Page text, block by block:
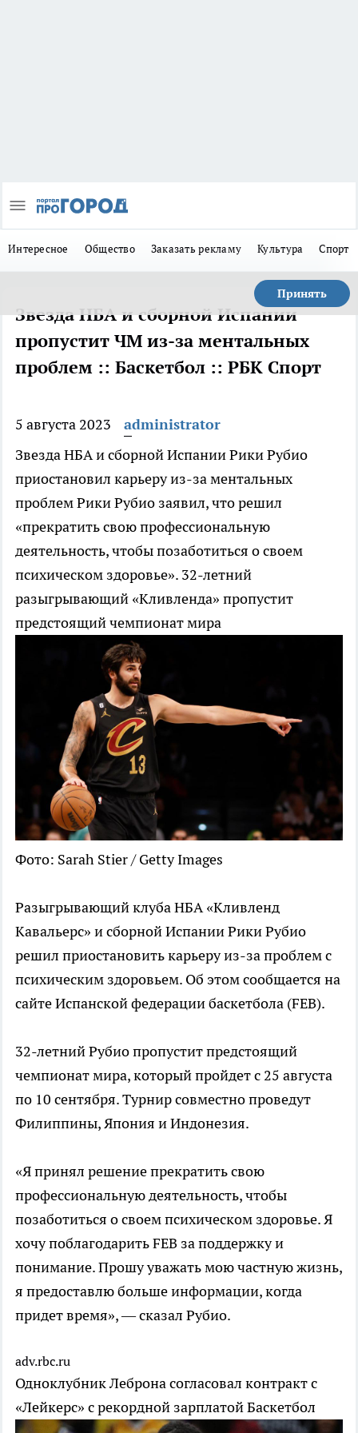
Интересное Общество Заказать рекламу Культура Спорт
Принять
Звезда НБА и сборной Испании
пропустит ЧМ из-за ментальных
проблем :: Баскетбол :: РБК Спорт
5 августа 2023
administrator
Звезда НБА и сборной Испании Рики Рубио
приостановил карьеру из-за ментальных
проблемРики Рубио заявил, что решил
«прекратить свою профессиональную
деятельность, чтобы позаботиться о своем
психическом здоровье». 32-летний
разыгрывающий «Кливленда» пропустит
предстоящий чемпионат мира
Фото: Sarah Stier / Getty Images
Разыгрывающий клуба НБА «Кливленд
Кавальерс» и сборной Испании Рики Рубио
решил приостановить карьеру из-за проблем с
психическим здоровьем. Об этом сообщается на
сайте Испанской федерации баскетбола (FEB).
32-летний Рубио пропустит предстоящий
чемпионат мира, который пройдет с 25 августа
по 10 сентября. Турнир совместно проведут
Филиппины, Япония и Индонезия.
«Я принял решение прекратить свою
профессиональную деятельность, чтобы
позаботиться о своем психическом здоровье. Я
хочу поблагодарить FEB за поддержку и
понимание. Прошу уважать мою частную жизнь,
я предоставлю больше информации, когда
придет время», — сказал Рубио.
adv.rbc.ru
Одноклубник Леброна согласовал контракт с
«Лейкерс» с рекордной зарплатойБаскетбол